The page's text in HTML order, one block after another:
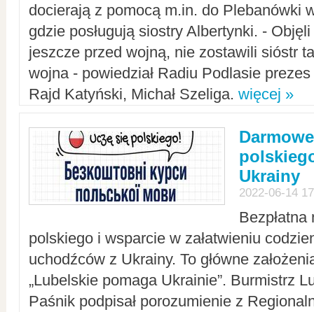
docierają z pomocą m.in. do Plebanówki
gdzie posługują siostry Albertynki. -
jeszcze przed wojną, nie zostawili sióstr
wojna - powiedział Radiu Podlasie
Rajd Katyński, Michał Szeliga. więcej »
Ukrainy
2022-06-14
polskiego i wsparcie w załatwieniu
uchodźców z Ukrainy. To główne
„Lubelskie pomaga Ukrainie”. Burmistrz
Paśnik podpisał porozumienie z